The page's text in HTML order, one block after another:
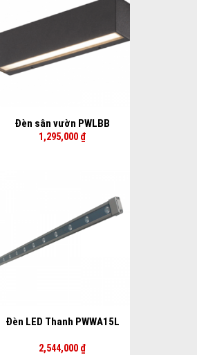
Đèn sân vườn PWLBB
1,295,000 ₫
Đèn LED Thanh PWWA15L
2,544,000 ₫